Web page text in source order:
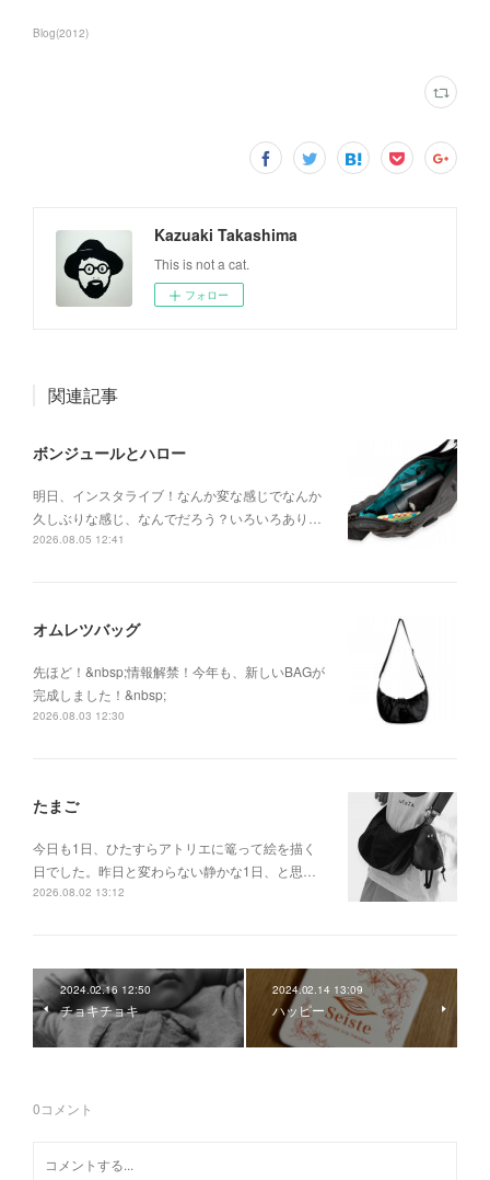
Blog(2012)
Kazuaki Takashima
This is not a cat.
フォロー
関連記事
ボンジュールとハロー
明日、インスタライブ！なんか変な感じでなんか
久しぶりな感じ、なんでだろう？いろいろあり…
2026.08.05 12:41
オムレツバッグ
先ほど！&nbsp;情報解禁！今年も、新しいBAGが
完成しました！&nbsp;
2026.08.03 12:30
たまご
今日も1日、ひたすらアトリエに篭って絵を描く
日でした。昨日と変わらない静かな1日、と思…
2026.08.02 13:12
2024.02.16 12:50
チョキチョキ
2024.02.14 13:09
ハッピー
0コメント